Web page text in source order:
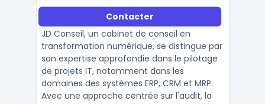
Contacter
JD Conseil, un cabinet de conseil en
transformation numérique, se distingue par
son expertise approfondie dans le pilotage
de projets IT, notamment dans les
domaines des systèmes ERP, CRM et MRP.
Avec une approche centrée sur l'audit, la